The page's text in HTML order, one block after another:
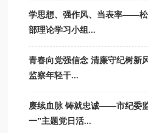
学思想、强作风、当表率——
部理论学习小组...
青春向党强信念 清廉守纪树
监察年轻干...
赓续血脉 铸就忠诚——市纪委
一”主题党日活...